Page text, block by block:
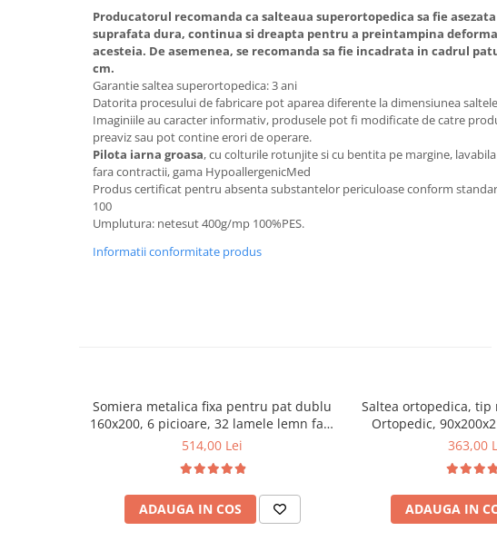
Set mese si scaune gradinita
Mobilier copii
Mobila camera copii
Scaune birou pentru copii
Saltele patuturi copii
Masa si scaune gradinita
Seturi comode living si dormitor
Producatorul recomanda ca salteaua superortopedica sa fie
suprafata dura, continua si dreapta pentru a preintampina
acesteia. De asemenea, se recomanda sa fie incadrata in cadrul
cm.
Garantie saltea superortopedica: 3 ani
Datorita procesului de fabricare pot aparea diferente la dimensiunea
Imaginiile au caracter informativ, produsele pot fi modificate de catre
preaviz sau pot contine erori de operare.
Pilota iarna groasa, cu colturile rotunjite si cu bentita pe margine, lavabila
fara contractii, gama HypoallergenicMed
Produs certificat pentru absenta substantelor periculoase conform
100
Umplutura: netesut 400g/mp 100%PES.
Informatii conformitate produs
Somiera metalica fixa pentru pat dublu
160x200, 6 picioare, 32 lamele lemn fag,
benzi textile, suport saltea ferm, negru
514,00 Lei
ADAUGA IN COS
Saltea ortopedica, tip
Ortopedic,
medie, cu plasa de
Salt
363,00
ADAUGA IN